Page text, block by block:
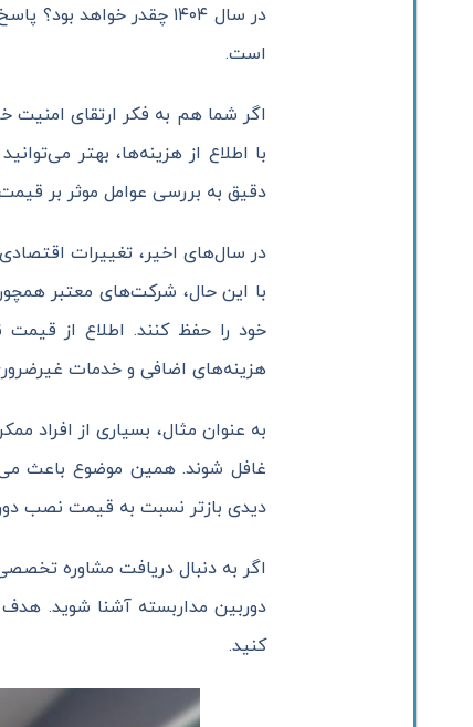
در سال ۱۴۰۴ چقدر
است.
اگر شما هم به فکر ارتقای
با اطلاع از هزینه‌ها، بهتر
دقیق به بررسی عوامل موثر بر قیمت نصب دوربین مداربسته در سال ۱۴۰۴
در سال‌های اخیر، تغییرات
با این حال، شرکت‌های معتبر
خود را حفظ کنند. اطلاع از
هزینه‌های اضافی و خدمات
به عنوان مثال، بسیاری از افراد
غافل شوند. همین موضوع باعث
دیدی بازتر نسبت به قیمت نصب دوربین مداربسته در سال ۱۴۰۴ تصمیم بگیرید و از
اگر به دنبال دریافت مشاوره
دوربین مداربسته آشنا شوید. هدف
کنید.